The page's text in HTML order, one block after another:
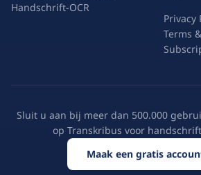
Handschrift-OCR
Privacy
Terms
Sluit u aan bij meer dan 500.000
op Transkribus voor
Maak een gratis